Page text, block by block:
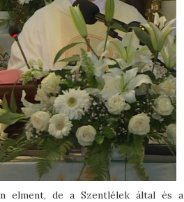
elment, de a Szentlélek által és a